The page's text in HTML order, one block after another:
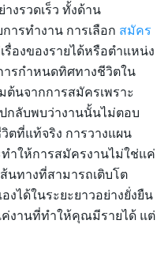
งรวดเร็ว ทั้งด้าน
ารทำงาน การเลือก สมัคร
องของรายได้หรือตำแหน่ง
รกำหนดทิศทางชีวิตใน
ต้นจากการสมัครเพราะ
ปกลับพบว่างานนั้นไม่ตอบ
ตที่แท้จริง การวางแผน
ำให้การสมัครงานไม่ใช่แค่
นทางที่สามารถเติบโต
ได้ในระยะยาวอย่างยั่งยืน
งานที่ทำให้คุณมีรายได้ แต่